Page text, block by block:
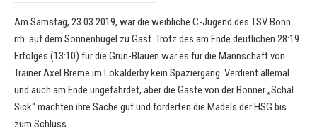
Am Samstag, 23.03.2019, war die weibliche C-Jugend des TSV Bonn
rrh. auf dem Sonnenhügel zu Gast. Trotz des am Ende deutlichen 28:19
Erfolges (13:10) für die Grün-Blauen war es für die Mannschaft von
Trainer Axel Breme im Lokalderby kein Spaziergang. Verdient allemal
und auch am Ende ungefährdet, aber die Gäste von der Bonner „Schäl
Sick“ machten ihre Sache gut und forderten die Mädels der HSG bis
zum Schluss.